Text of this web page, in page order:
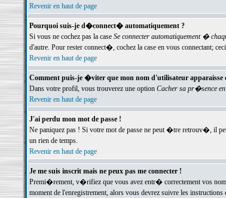
Revenir en haut de page
Pourquoi suis-je d�connect� automatiquement ?
Si vous ne cochez pas la case Se connecter automatiquement �
d'autre. Pour rester connect�, cochez la case en vous
Revenir en haut de page
Comment puis-je �viter que mon nom d'utilisateur apparaisse
Dans votre profil, vous trouverez une option Cacher sa pr�sence
Revenir en haut de page
J'ai perdu mon mot de passe !
Ne paniquez pas ! Si votre mot de passe ne peut �tre retrouv�, il
un rien de temps.
Revenir en haut de page
Je me suis inscrit mais ne peux pas me connecter !
Premi�rement, v�rifiez que vous avez entr� correctement vos
moment de l'enregistrement, alors vous devrez suivre les